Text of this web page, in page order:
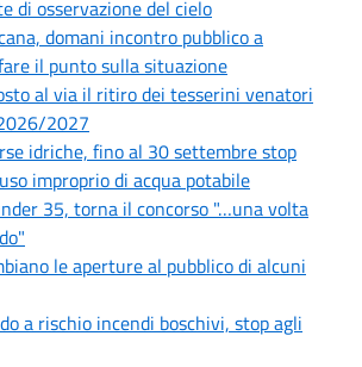
di osservazione del cielo
domani incontro pubblico a
il punto sulla situazione
al via il ritiro dei tesserini venatori
2027
idriche, fino al 30 settembre stop
improprio di acqua potabile
35, torna il concorso "…una volta
le aperture al pubblico di alcuni
a rischio incendi boschivi, stop agli